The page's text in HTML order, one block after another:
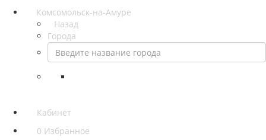
Комсомольск-на-Амуре
Назад
Города
Кабинет
0 Избранное